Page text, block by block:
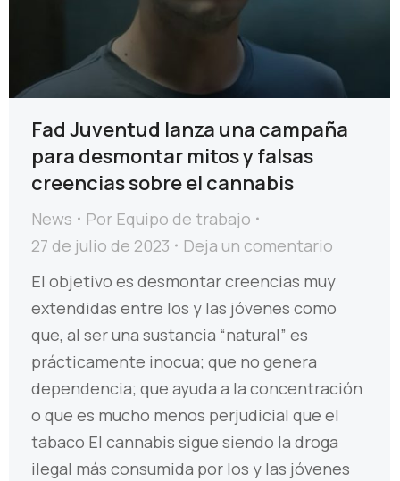
Fad Juventud lanza una campaña
para desmontar mitos y falsas
creencias sobre el cannabis
News Por Equipo de trabajo
27 de julio de 2023
Deja un comentario
El objetivo es desmontar creencias muy
extendidas entre los y las jóvenes como
que, al ser una sustancia “natural” es
prácticamente inocua; que no genera
dependencia; que ayuda a la concentración
o que es mucho menos perjudicial que el
tabaco El cannabis sigue siendo la droga
ilegal más consumida por los y las jóvenes